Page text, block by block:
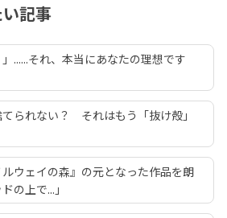
記事
......それ、本当にあなたの理想です
られない？ それはもう「抜け殻」
ウェイの森』の元となった作品を朗
の上で...」